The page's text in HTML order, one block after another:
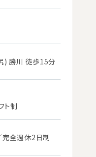
) 勝川 徒歩15分
ト制
完全週休2日制